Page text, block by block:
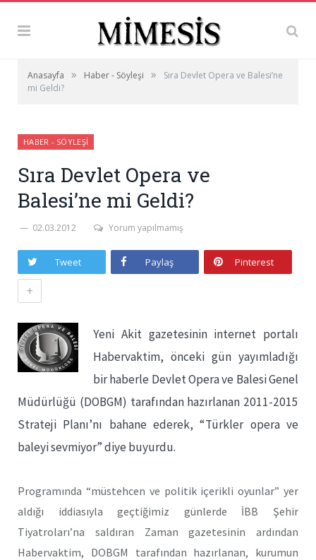
Anasayfa » Haber - Söyleşi »
Sıra Devlet Opera ve Balesi’ne
mi Geldi?
HABER - SÖYLEŞI
Sıra Devlet Opera ve
Balesi’ne mi Geldi?
02.03.2012 Yorum yapılmamış
Tweet Paylaş Pinterest
+
Yeni Akit gazetesinin internet portalı
Habervaktim, önceki gün yayımladığı
bir haberle Devlet Opera ve Balesi Genel
Müdürlüğü (DOBGM) tarafından hazırlanan 2011-2015
Strateji Planı’nı bahane ederek, “Türkler opera ve
baleyi sevmiyor” diye buyurdu.
Programında “müstehcen ve politik içerikli oyunlar” yer
aldığı iddiasıyla geçtiğimiz günlerde İBB Şehir
Tiyatroları’na saldıran Zaman gazetesinin ardından
Habervaktim, DOBGM tarafından hazırlanan, kurumun